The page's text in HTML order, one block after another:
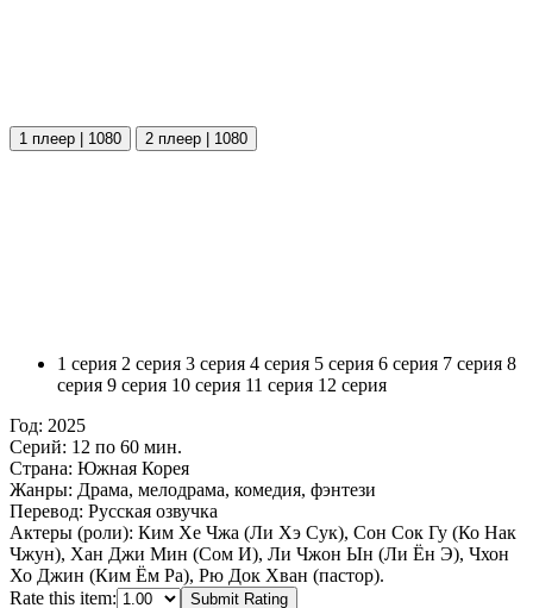
1 плеер | 1080 2 плеер | 1080
1 серия 2 серия 3 серия 4 серия 5 серия 6 серия 7 серия 8
серия 9 серия 10 серия 11 серия 12 серия
Год: 2025
Серий: 12 по 60 мин.
Страна: Южная Корея
Жанры: Драма, мелодрама, комедия, фэнтези
Перевод: Русская озвучка
Актеры (роли): Ким Хе Чжа (Ли Хэ Сук), Сон Сок Гу (Ко Нак
Чжун), Хан Джи Мин (Сом И), Ли Чжон Ын (Ли Ён Э), Чхон
Хо Джин (Ким Ём Ра), Рю Док Хван (пастор).
Rate this item:
Submit Rating